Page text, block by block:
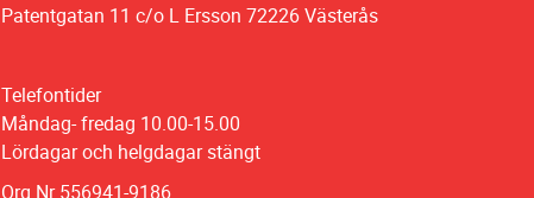
Patentgatan 11 c/o L Ersson 72226 Västerås
Telefontider
Måndag- fredag 10.00-15.00
Lördagar och helgdagar stängt
Org Nr 556941-9186